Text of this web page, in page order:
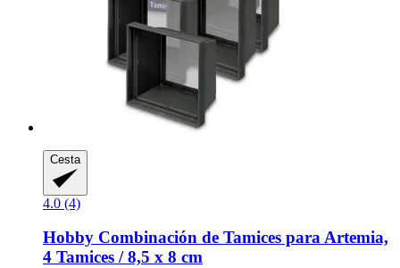
Cesta
4.0 (4)
Hobby Combinación de Tamices para Artemia,
4 Tamices / 8,5 x 8 cm